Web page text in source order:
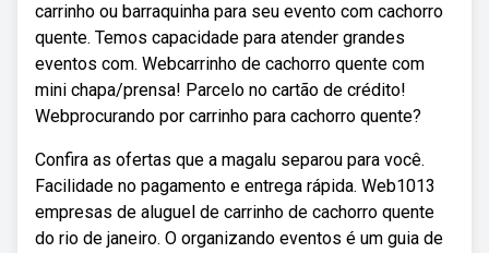
carrinho ou barraquinha para seu evento com cachorro
quente. Temos capacidade para atender grandes
eventos com. Webcarrinho de cachorro quente com
mini chapa/prensa! Parcelo no cartão de crédito!
Webprocurando por carrinho para cachorro quente?
Confira as ofertas que a magalu separou para você.
Facilidade no pagamento e entrega rápida. Web1013
empresas de aluguel de carrinho de cachorro quente
do rio de janeiro. O organizando eventos é um guia de